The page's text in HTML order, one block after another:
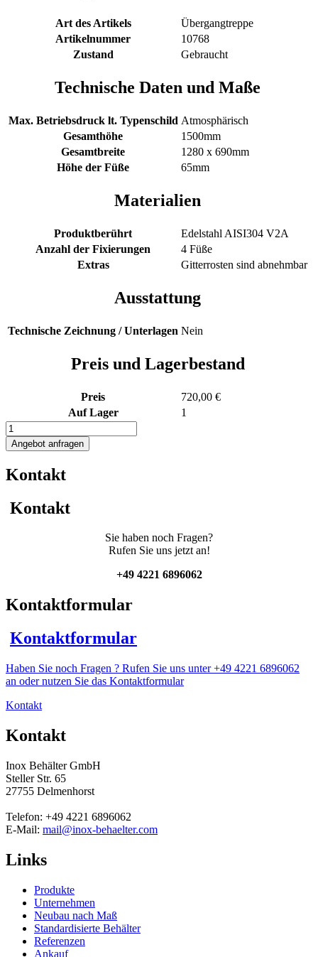
Art des Artikels
Übergangtreppe
Artikelnummer
10768
Zustand
Gebraucht
Technische Daten und Maße
Max. Betriebsdruck lt. Typenschild Atmosphärisch
Gesamthöhe
1500mm
Gesamtbreite
1280 x 690mm
Höhe der Füße
65mm
Materialien
Produktberührt
Edelstahl AISI304 V2A
Anzahl der Fixierungen
4 Füße
Extras
Gitterrosten sind abnehmbar
Ausstattung
Technische Zeichnung / Unterlagen Nein
Preis und Lagerbestand
Preis
720,00 €
Auf Lager
1
Übergangtreppe
Menge
Angebot anfragen
Kontakt
Kontakt
Sie haben noch Fragen?
Rufen Sie uns jetzt an!
+49 4221 6896062
Kontaktformular
Kontaktformular
Haben Sie noch Fragen ? Rufen Sie uns unter +49 4221 6896062
an oder nutzen Sie das Kontaktformular
Kontakt
Kontakt
Inox Behälter GmbH
Steller Str. 65
27755 Delmenhorst
Telefon: +49 4221 6896062
E-Mail: mail@inox-behaelter.com
Links
Produkte
Unternehmen
Neubau nach Maß
Standardisierte Behälter
Referenzen
Ankauf